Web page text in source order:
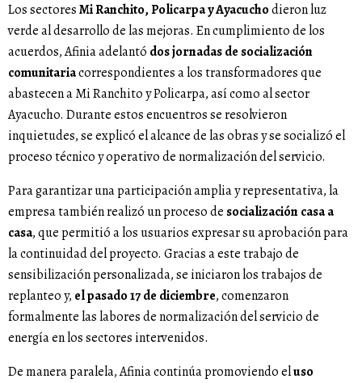
Los sectoresMi Ranchito, Policarpa y Ayacuchodieron luz
verde al desarrollo de las mejoras. En cumplimiento de los
acuerdos, Afinia adelantó dos jornadas de socialización
comunitariacorrespondientes a los transformadores que
abastecen a Mi Ranchito y Policarpa, así como al sector
Ayacucho. Durante estos encuentros se resolvieron
inquietudes, se explicó el alcance de las obras y se socializó el
proceso técnico y operativo de normalización del servicio.
Para garantizar una participación amplia y representativa, la
empresa también realizó un proceso de socialización casa a
casa, que permitió a los usuarios expresar su aprobación para
la continuidad del proyecto. Gracias a este trabajo de
sensibilización personalizada, se iniciaron los trabajos de
replanteo y, el pasado 17 de diciembre, comenzaron
formalmente las labores de normalización del servicio de
energía en los sectores intervenidos.
De manera paralela, Afinia continúa promoviendo eluso